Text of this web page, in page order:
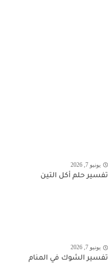
يونيو 7, 2026
تفسير حلم أكل التين
يونيو 7, 2026
تفسير الشوك في المنام